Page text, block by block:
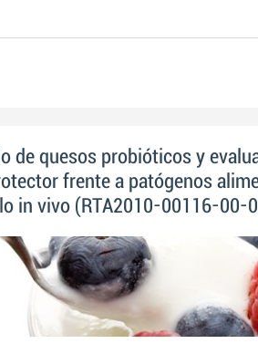
de quesos probióticos y
frente a patógenos
in vivo (RTA2010-00116-00-